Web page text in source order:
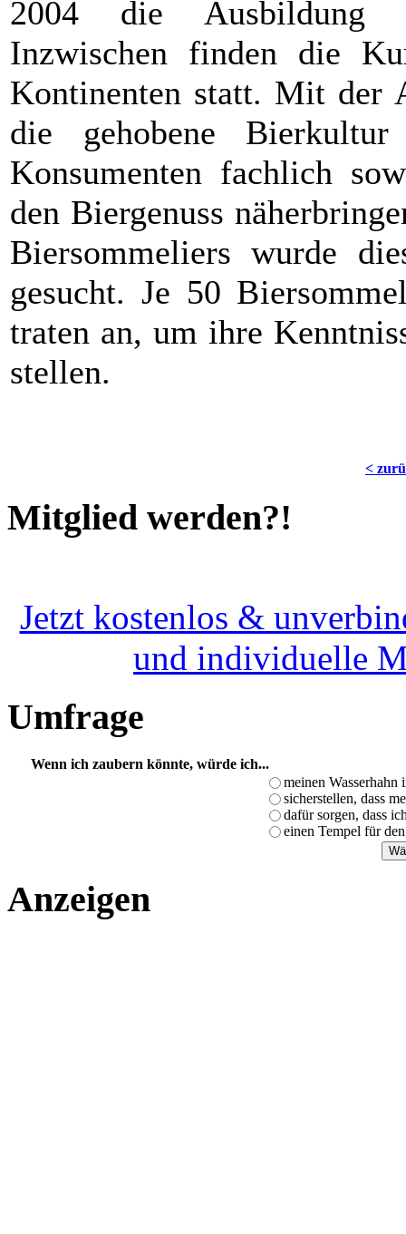
2004 die Ausbildung
Inzwischen finden die
Kontinenten statt. Mit der
die gehobene
Konsumenten fachlich
den Biergenuss
Biersommeliers wurde
gesucht. Je 50
traten an, um ihre
stellen.
<
Mitglied werden?!
Jetzt kostenlos &
und individuelle
Umfrage
Wenn ich zaubern könnte, würde ich...
meinen
sicherstellen, dass
dafür sorgen, dass
einen Tempel für
Anzeigen